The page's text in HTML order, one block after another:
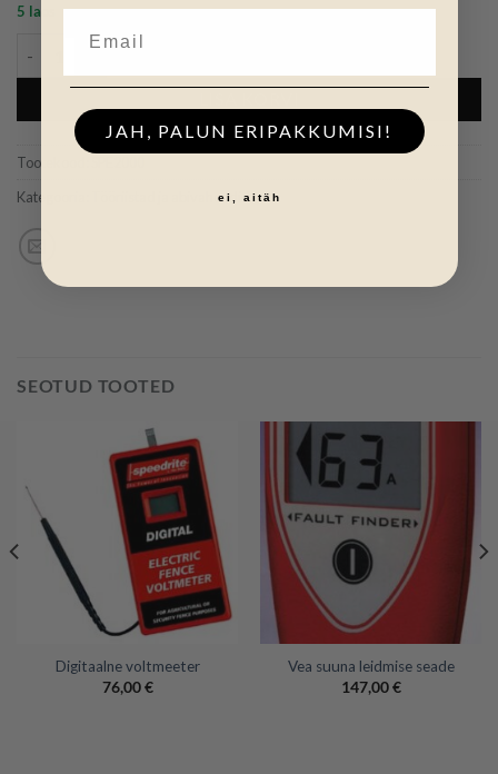
5 laos
Generaator SPEEDRITE 2000 kogus
Tootekood:
Kategooria:
Tööriistad ja abivahendid
SEOTUD TOOTED
Digitaalne voltmeeter
76,00€
Vea suuna leidmise seade
147,00€
JAH, PALUN ERIPAKKUMISI!
ei, aitäh